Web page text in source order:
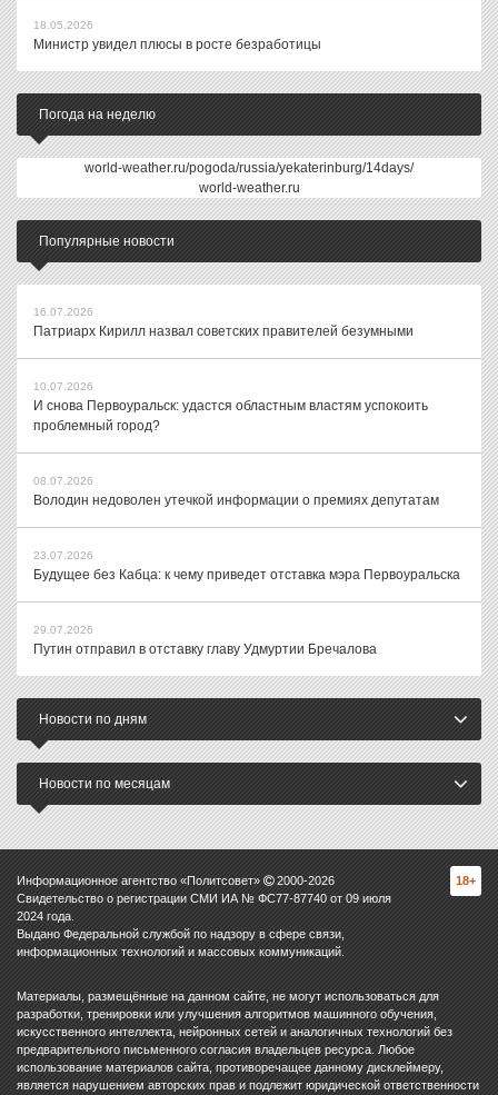
18.05.2026
Министр увидел плюсы в росте безработицы
Погода на неделю
world-weather.ru/pogoda/russia/yekaterinburg/14days/
world-weather.ru
Популярные новости
16.07.2026
Патриарх Кирилл назвал советских правителей безумными
10.07.2026
И снова Первоуральск: удастся областным властям успокоить
проблемный город?
08.07.2026
Володин недоволен утечкой информации о премиях депутатам
23.07.2026
Будущее без Кабца: к чему приведет отставка мэра Первоуральска
29.07.2026
Путин отправил в отставку главу Удмуртии Бречалова
Новости по дням
Новости по месяцам
Информационное агентство «Политсовет» 2000-2026
Свидетельство о регистрации СМИ ИА № ФС77-87740 от 09 июля
2024 года.
Выдано Федеральной службой по надзору в сфере связи,
информационных технологий и массовых коммуникаций.
18+
Материалы, размещённые на данном сайте, не могут использоваться для
разработки, тренировки или улучшения алгоритмов машинного обучения,
искусственного интеллекта, нейронных сетей и аналогичных технологий без
предварительного письменного согласия владельцев ресурса. Любое
использование материалов сайта, противоречащее данному дисклеймеру,
является нарушением авторских прав и подлежит юридической ответственности